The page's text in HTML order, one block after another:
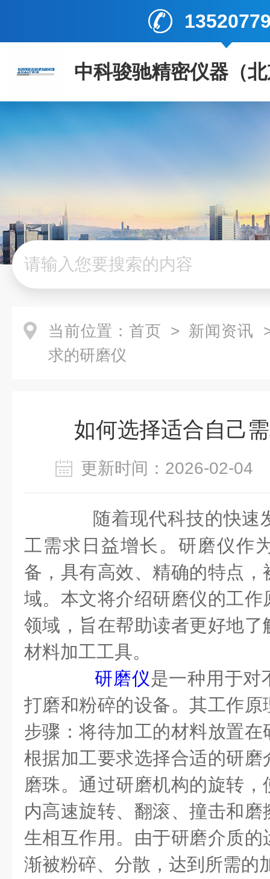
中科骏驰精密仪器（
司
当前位置： 首页 > 新闻资讯
求的研磨仪
如何选择适合自己
更新时间：2026-02-
随着现代科技的快速
工需求日益增长。研磨仪作
备，具有高效、精确的特点
域。本文将介绍研磨仪的工
领域，旨在帮助读者更好地
材料加工工具。
研磨仪是一种用于对
打磨和粉碎的设备。其工作
步骤：将待加工的材料放置
根据加工要求选择合适的研
磨珠。通过研磨机构的旋转
内高速旋转、翻滚、撞击和
生相互作用。由于研磨介质
渐被粉碎、分散，达到所需的